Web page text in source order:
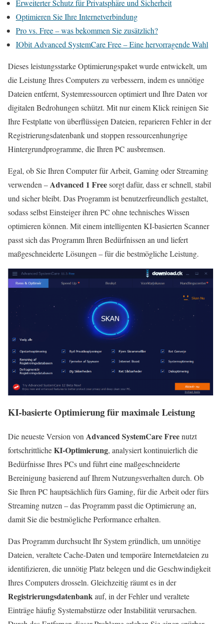
Erweiterter Schutz für Privatsphäre und Sicherheit
Optimieren Sie Ihre Internetverbindung
Pro vs. Free – was bekommen Sie zusätzlich?
IObit Advanced SystemCare Free – Eine hervorragende Wahl
Dieses leistungsstarke Optimierungspaket wurde entwickelt, um
die Leistung Ihres Computers zu verbessern, indem es unnötige
Dateien entfernt, Systemressourcen optimiert und Ihre Daten vor
digitalen Bedrohungen schützt. Mit nur einem Klick reinigen Sie
Ihre Festplatte von überflüssigen Dateien, reparieren Fehler in der
Registrierungsdatenbank und stoppen ressourcenhungrige
Hintergrundprogramme, die Ihren PC ausbremsen.
Egal, ob Sie Ihren Computer für Arbeit, Gaming oder Streaming
verwenden –Advanced 1 Freesorgt dafür, dass er schnell, stabil
und sicher bleibt. Das Programm ist benutzerfreundlich gestaltet,
sodass selbst Einsteiger ihren PC ohne technisches Wissen
optimieren können. Mit einem intelligenten KI-basierten Scanner
passt sich das Programm Ihren Bedürfnissen an und liefert
maßgeschneiderte Lösungen – für die bestmögliche Leistung.
KI-basierte Optimierung für maximale Leistung
Die neueste Version von Advanced SystemCare Freenutzt
fortschrittlicheKI-Optimierung, analysiert kontinuierlich die
Bedürfnisse Ihres PCs und führt eine maßgeschneiderte
Bereinigung basierend auf Ihrem Nutzungsverhalten durch. Ob
Sie Ihren PC hauptsächlich fürs Gaming, für die Arbeit oder fürs
Streaming nutzen – das Programm passt die Optimierung an,
damit Sie die bestmögliche Performance erhalten.
Das Programm durchsucht Ihr System gründlich, um unnötige
Dateien, veraltete Cache-Daten und temporäre Internetdateien zu
identifizieren, die unnötig Platz belegen und die Geschwindigkeit
Ihres Computers drosseln. Gleichzeitig räumt es in der
Registrierungsdatenbankauf, in der Fehler und veraltete
Einträge häufig Systemabstürze oder Instabilität verursachen.